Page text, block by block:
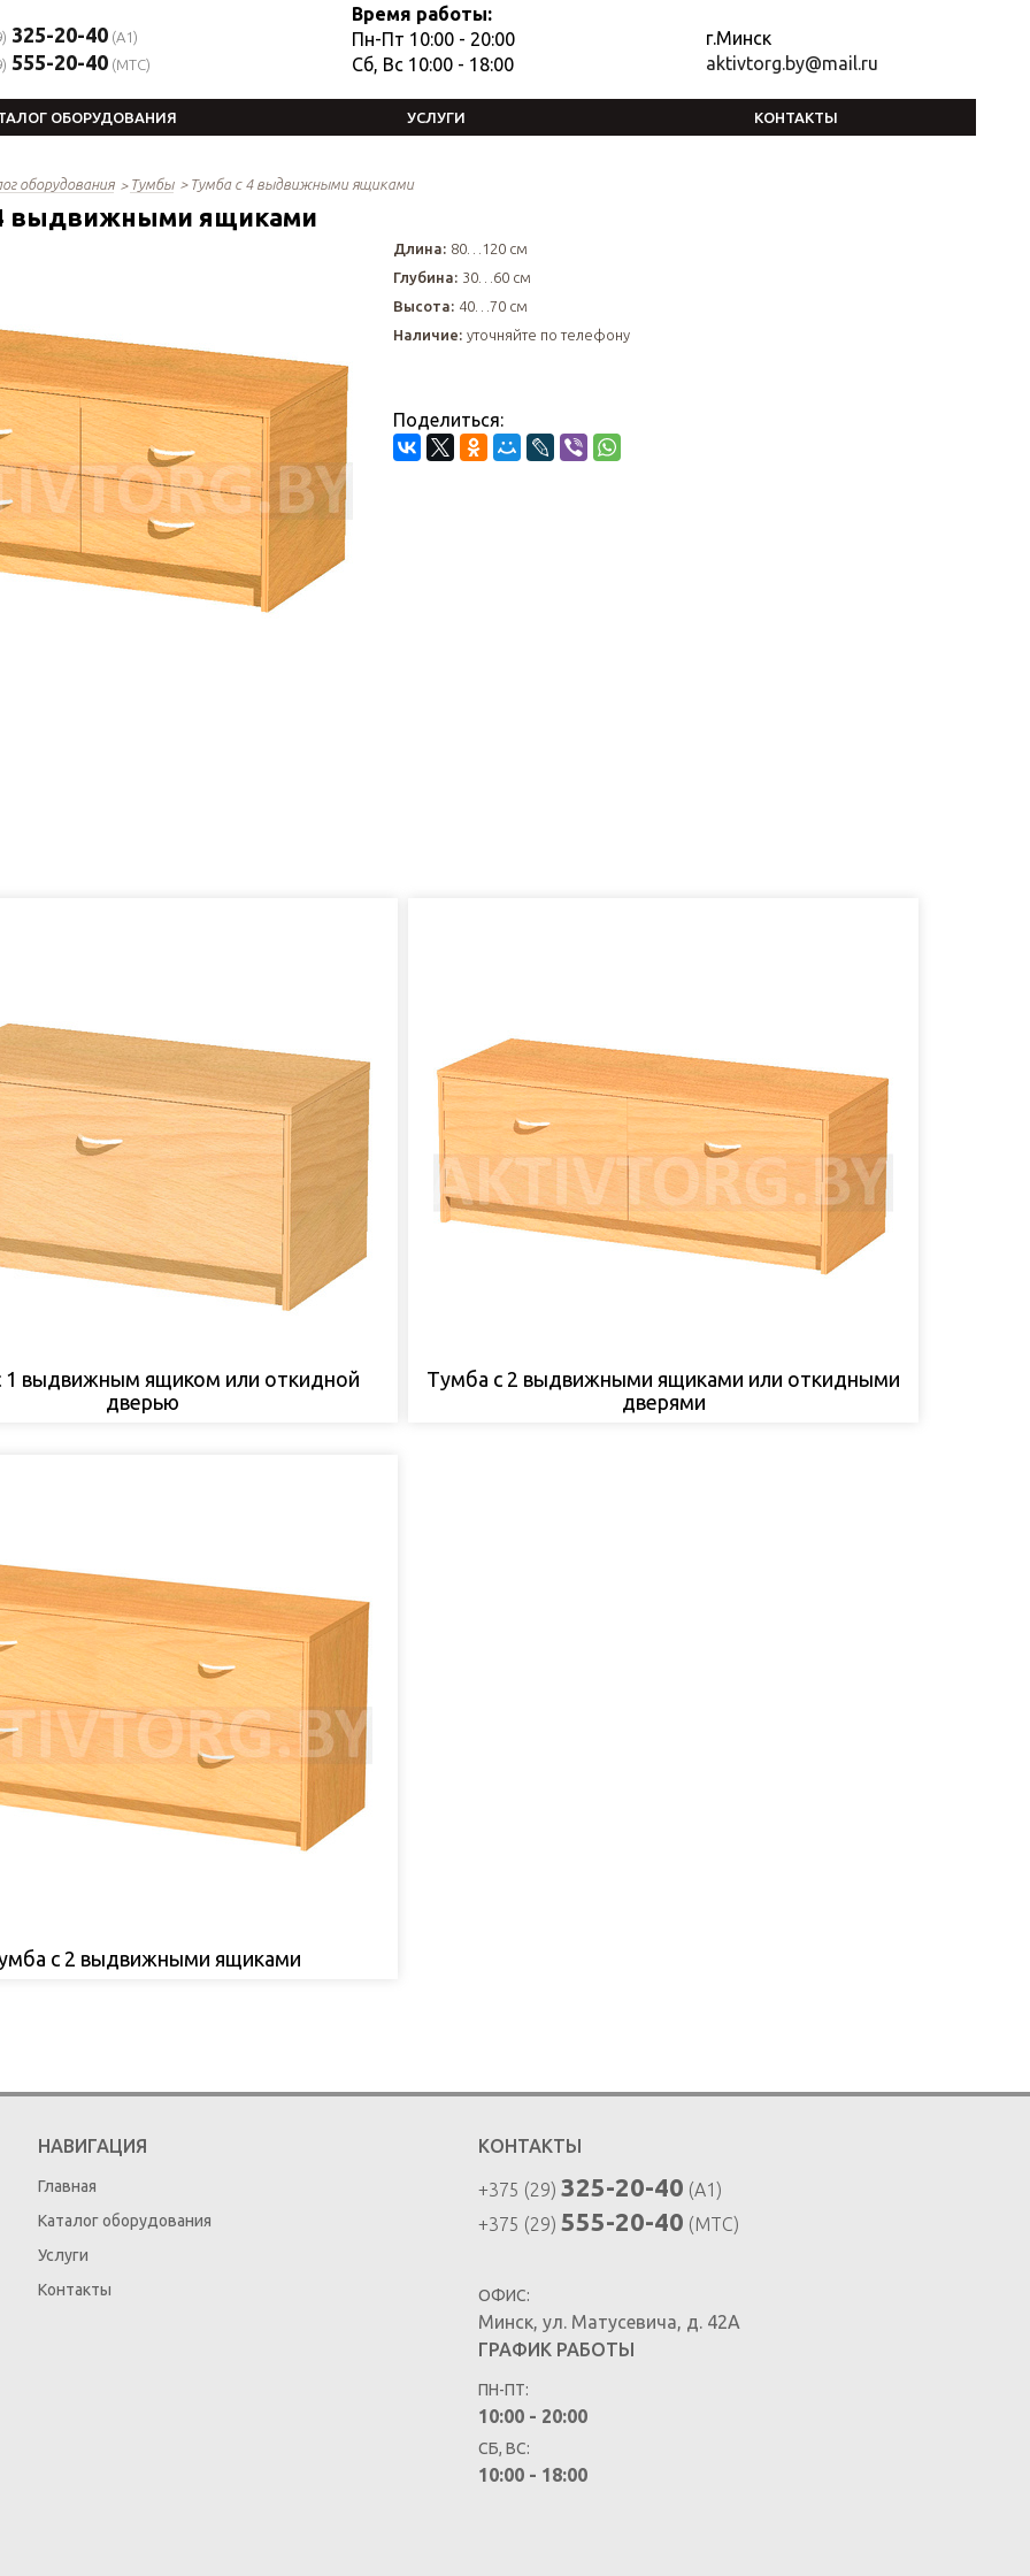
325-20-40(A1)
555-20-40(MTC)
Время работы:
Пн-Пт 10:00 - 20:00
Сб, Вс 10:00 - 18:00
г.Минск
aktivtorg.by@mail.ru
ОБОРУДОВАНИЯ УСЛУГИ КОНТАКТЫ
оборудования Тумбы Тумба с 4 выдвижными ящиками
выдвижными ящиками
Длина: 80…120 см
Глубина: 30…60 см
Высота: 40…70 см
Наличие: уточняйте по телефону
Поделиться:
1 выдвижным ящиком или откидной
дверью
Тумба с 2 выдвижными ящиками или откидными
дверями
с 2 выдвижными ящиками
НАВИГАЦИЯ
Главная
Каталог оборудования
Услуги
Контакты
КОНТАКТЫ
+375 (29) 325-20-40 (A1)
+375 (29) 555-20-40 (MTC)
ОФИС:
Минск, ул. Матусевича, д. 42А
ГРАФИК РАБОТЫ
ПН-ПТ:
10:00 - 20:00
СБ, ВС:
10:00 - 18:00